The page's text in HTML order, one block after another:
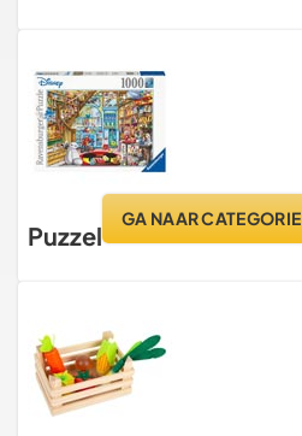
Puzzel
GA NAAR CATEGORIE